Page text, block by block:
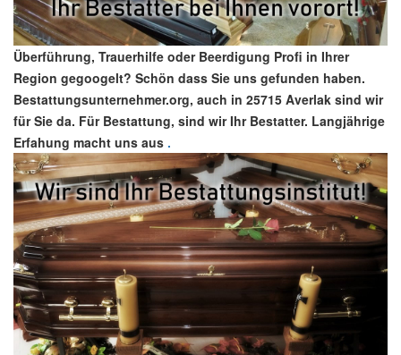
Überführung, Trauerhilfe oder Beerdigung Profi in Ihrer
Region gegoogelt? Schön dass Sie uns gefunden haben.
Bestattungsunternehmer.org, auch in 25715 Averlak sind wir
für Sie da. Für Bestattung, sind wir Ihr Bestatter. Langjährige
Erfahung macht uns aus .